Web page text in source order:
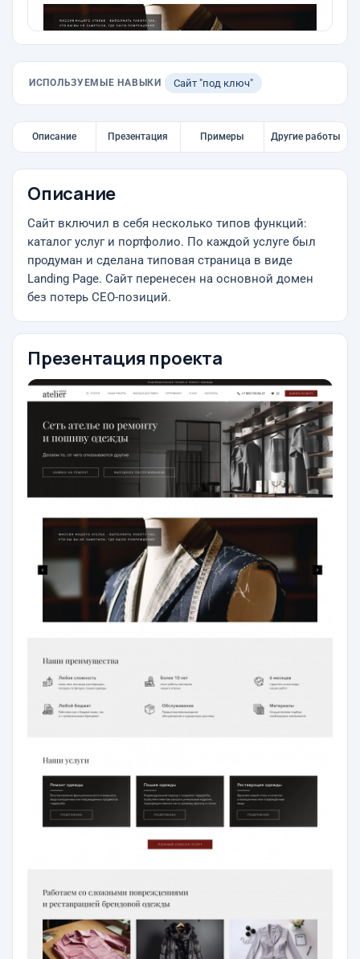
ИСПОЛЬЗУЕМЫЕ НАВЫКИ Сайт "под ключ"
Описание Презентация Примеры Другие работы
Описание
Сайт включил в себя несколько типов функций:
каталог услуг и портфолио. По каждой услуге был
продуман и сделана типовая страница в виде
Landing Page. Сайт перенесен на основной домен
без потерь СЕО-позиций.
Презентация проекта